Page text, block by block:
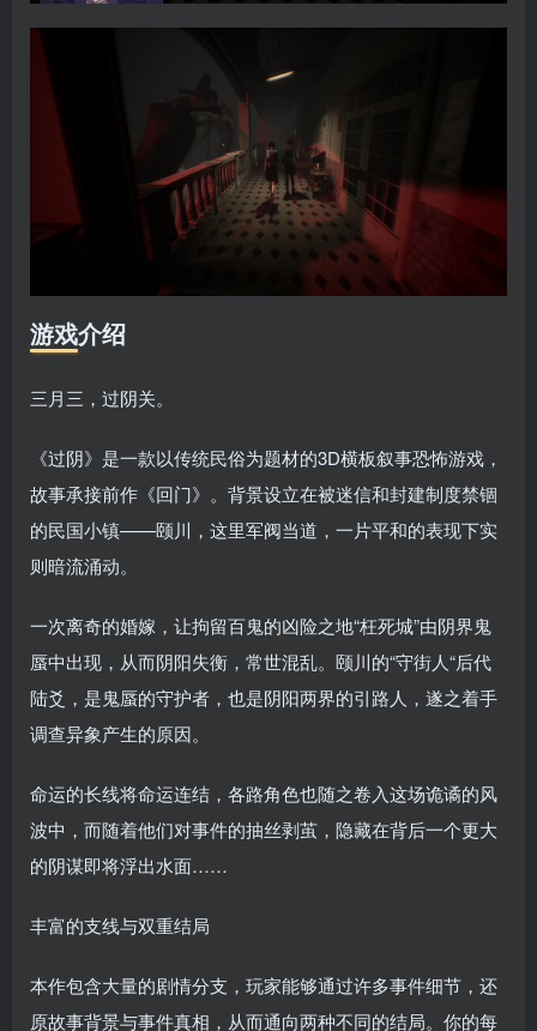
游戏介绍
三月三，过阴关。
《过阴》是一款以传统民俗为题材的3D横板叙事恐怖游戏，
故事承接前作《回门》。背景设立在被迷信和封建制度禁锢
的民国小镇——颐川，这里军阀当道，一片平和的表现下实
则暗流涌动。
一次离奇的婚嫁，让拘留百鬼的凶险之地“枉死城”由阴界鬼
蜃中出现，从而阴阳失衡，常世混乱。颐川的“守街人“后代
陆爻，是鬼蜃的守护者，也是阴阳两界的引路人，遂之着手
调查异象产生的原因。
命运的长线将命运连结，各路角色也随之卷入这场诡谲的风
波中，而随着他们对事件的抽丝剥茧，隐藏在背后一个更大
的阴谋即将浮出水面……
丰富的支线与双重结局
本作包含大量的剧情分支，玩家能够通过许多事件细节，还
原故事背景与事件真相，从而通向两种不同的结局。你的每